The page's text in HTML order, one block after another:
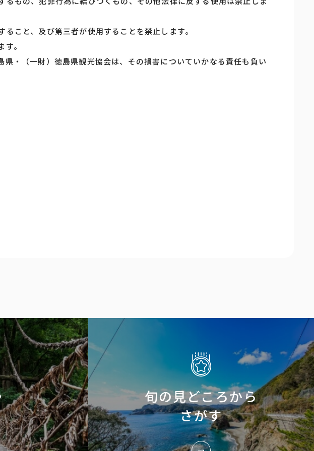
こと、及び第三者が使用することを禁止します。
。
・（一財）徳島県観光協会は、その損害についていかなる責任も負い
旬の見どころから
さがす